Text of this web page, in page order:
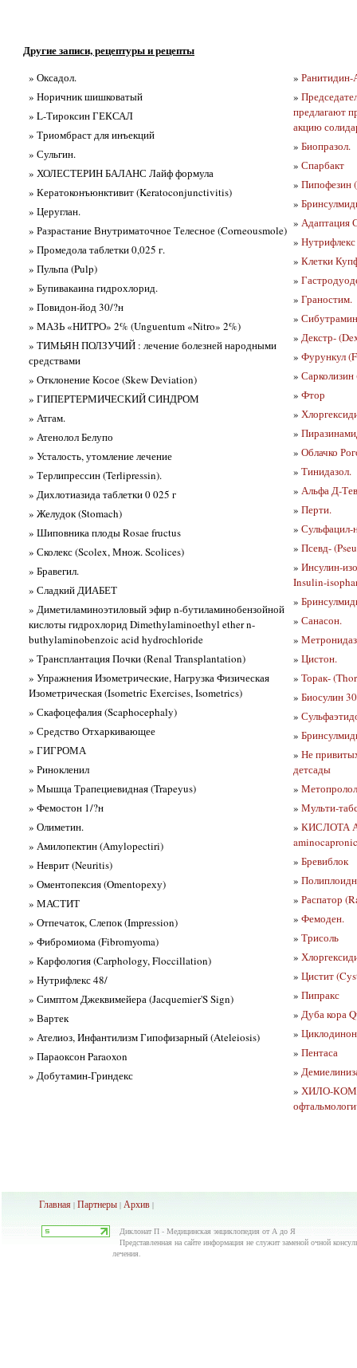
Другие записи, рецептуры и рецепты
» Оксадол.
» Норичник шишковатый
» L-Тироксин ГЕКСАЛ
» Триомбраст для инъекций
» Сульгин.
» ХОЛЕСТЕРИН БАЛАНС Лайф формула
» Кератоконъюнктивит (Keratoconjunctivitis)
» Церуглан.
» Разрастание Внутриматочное Телесное (Corneousmole)
» Промедола таблетки 0,025 г.
» Пульпа (Pulp)
» Бупивакаина гидрохлорид.
» Повидон-йод 30/?н
» МАЗЬ «НИТРО» 2% (Unguentum «Nitro» 2%)
» ТИМЬЯН ПОЛЗУЧИЙ : лечение болезней народными
средствами
» Отклонение Косое (Skew Deviation)
» ГИПЕРТЕРМИЧЕСКИЙ СИНДРОМ
» Атгам.
» Атенолол Белупо
» Усталость, утомление лечение
» Терлипрессин (Terlipressin).
» Дихлотиазида таблетки 0 025 г
» Желудок (Stomach)
» Шиповника плоды Rosae fructus
» Сколекс (Scolex, Множ. Scolices)
» Бравегил.
» Сладкий ДИАБЕТ
» Диметиламиноэтиловый эфир n-бутиламинобензойной
кислоты гидрохлорид Dimethylaminoethyl ether n-
buthylaminobenzoic acid hydrochloride
» Трансплантация Почки (Renal Transplantation)
» Упражнения Изометрические, Нагрузка Физическая
Изометрическая (Isometric Exercises, Isometrics)
» Скафоцефалия (Scaphocephaly)
» Средство Отхаркивающее
» ГИГРОМА
» Ринокленил
» Мышца Трапециевидная (Trapeyus)
» Фемостон 1/?н
» Олиметин.
» Амилопектин (Amylopectiri)
» Неврит (Neuritis)
» Оментопексия (Omentoреху)
» МАСТИТ
» Отпечаток, Слепок (Impression)
» Фибромиома (Fibromyoma)
» Карфология (Carphology, Floccillation)
» Нутрифлекс 48/
» Симптом Джеквимейера (Jacquemier'S Sign)
» Вартек
» Ателиоз, Инфантилизм Гипофизарный (Ateleiosis)
» Параоксон Paraoxon
» Добутамин-Гриндекс
» Ранитидин-
»
предлагают
акцию
» Биопразол.
» Спарбакт
» Пипофезин
»
» Адаптация
»
» Клетки
»
» Граностим.
»
» Декстр-
» Фурункул
»
» Фтор
»
»
» Облачко
» Тинидазол.
» Альфа Д-
» Перти.
» Сульфацил-
» Псевд-
» Инсулин-
Insulin-
»
» Санасон.
»
» Цистон.
» Торак-
» Биосулин
»
»
» Не
детсады
»
» Мульти-
» КИСЛОТА
» Бревиблок
»
» Распатор
» Фемоден.
» Трисоль
»
» Цистит
» Пипракс
» Дуба кора
» Циклодинон
» Пентаса
»
» ХИЛО-
Главная | Партнеры | Архив |
Диклонат П - Медицинская энциклопедия от А до Я
Представленная на сайте информация не служит заменой очной
лечения.